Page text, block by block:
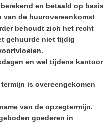
en betaald op basis
van de huurovereenkomst
behoudt zich het recht
gehuurde niet tijdig
en wel tijdens kantoor
is overeengekomen
van de opzegtermijn.
goederen in